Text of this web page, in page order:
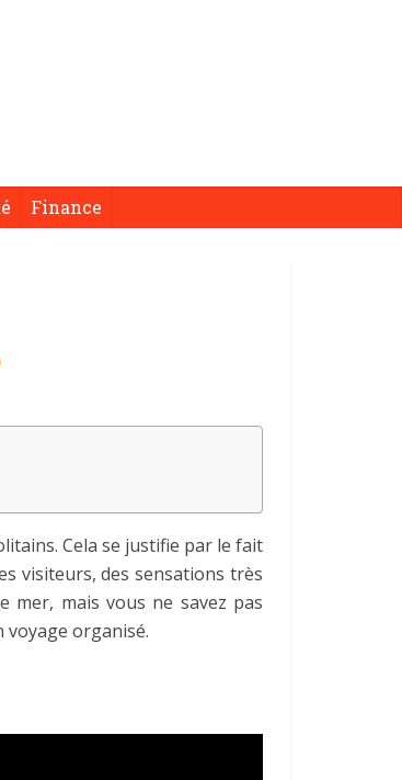
Finance
Cela se justifie par le fait
visiteurs, des sensations très
mer, mais vous ne savez pas
voyage organisé.